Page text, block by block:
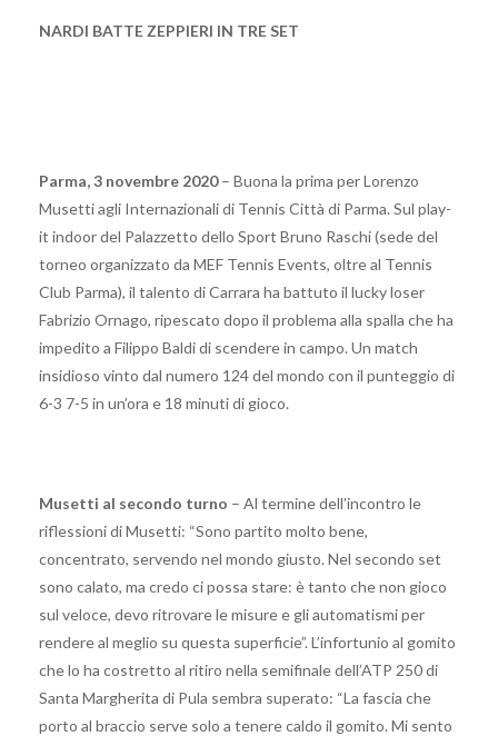
NARDI BATTE ZEPPIERI IN TRE SET
Parma, 3 novembre 2020– Buona la prima per Lorenzo
Musetti agli Internazionali di Tennis Città di Parma. Sul play-
it indoor del Palazzetto dello Sport Bruno Raschi (sede del
torneo organizzato da MEF Tennis Events, oltre al Tennis
Club Parma), il talento di Carrara ha battuto il lucky loser
Fabrizio Ornago, ripescato dopo il problema alla spalla che ha
impedito a Filippo Baldi di scendere in campo. Un match
insidioso vinto dal numero 124 del mondo con il punteggio di
6-3 7-5 in un’ora e 18 minuti di gioco.
Musetti al secondo turno – Al termine dell’incontro le
riflessioni di Musetti: “Sono partito molto bene,
concentrato, servendo nel mondo giusto. Nel secondo set
sono calato, ma credo ci possa stare: è tanto che non gioco
sul veloce, devo ritrovare le misure e gli automatismi per
rendere al meglio su questa superficie”. L’infortunio al gomito
che lo ha costretto al ritiro nella semifinale dell’ATP 250 di
Santa Margherita di Pula sembra superato: “La fascia che
porto al braccio serve solo a tenere caldo il gomito. Mi sento